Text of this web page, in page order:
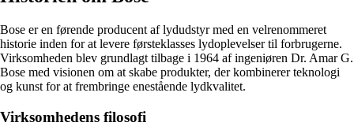
Bose er en førende producent af lydudstyr med en velrenommeret
historie inden for at levere førsteklasses lydoplevelser til forbrugerne.
Virksomheden blev grundlagt tilbage i 1964 af ingeniøren Dr. Amar G.
Bose med visionen om at skabe produkter, der kombinerer teknologi
og kunst for at frembringe enestående lydkvalitet.
Virksomhedens filosofi